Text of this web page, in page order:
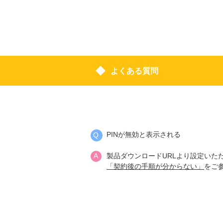
よくある質問
PINが無効と表示される
製品ダウンロードURLより設定いた
「契約後の手順が分からない」 をご